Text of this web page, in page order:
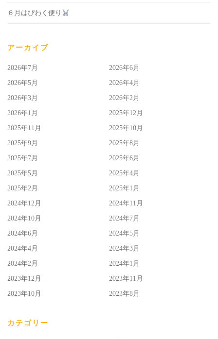
６月はぴわく便り
アーカイブ
2026年7月 2026年6月
2026年5月 2026年4月
2026年3月 2026年2月
2026年1月 2025年12月
2025年11月 2025年10月
2025年9月 2025年8月
2025年7月 2025年6月
2025年5月 2025年4月
2025年2月 2025年1月
2024年12月 2024年11月
2024年10月 2024年7月
2024年6月 2024年5月
2024年4月 2024年3月
2024年2月 2024年1月
2023年12月 2023年11月
2023年10月 2023年8月
カテゴリー